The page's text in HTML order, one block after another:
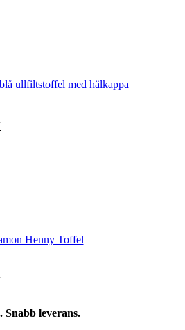
kanullfiltstoffel med hälkappa
kan Henny Toffel
har
Snabb leverans.